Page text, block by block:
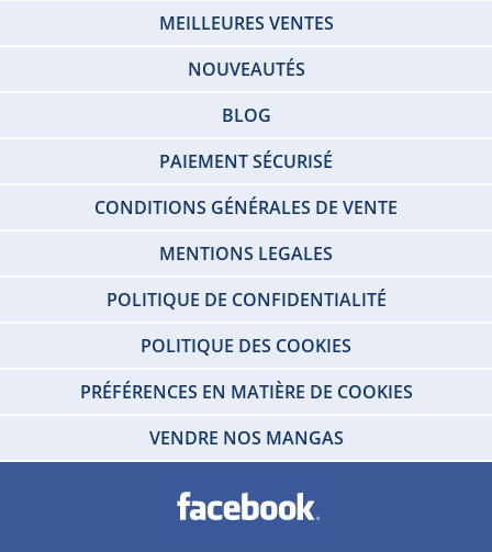
MEILLEURES VENTES
NOUVEAUTÉS
BLOG
PAIEMENT SÉCURISÉ
CONDITIONS GÉNÉRALES DE VENTE
MENTIONS LEGALES
POLITIQUE DE CONFIDENTIALITÉ
POLITIQUE DES COOKIES
PRÉFÉRENCES EN MATIÈRE DE COOKIES
VENDRE NOS MANGAS